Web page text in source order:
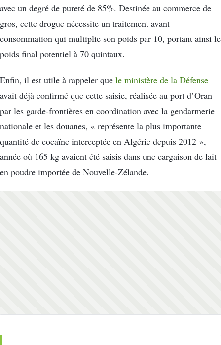
avec un degré de pureté de 85%. Destinée au commerce de
gros, cette drogue nécessite un traitement avant
consommation qui multiplie son poids par 10, portant ainsi le
poids final potentiel à 70 quintaux.
Enfin, il est utile à rappeler que le ministère de la Défense
avait déjà confirmé que cette saisie, réalisée au port d’Oran
par les garde-frontières en coordination avec la gendarmerie
nationale et les douanes, « représente la plus importante
quantité de cocaïne interceptée en Algérie depuis 2012 »,
année où 165 kg avaient été saisis dans une cargaison de lait
en poudre importée de Nouvelle-Zélande.